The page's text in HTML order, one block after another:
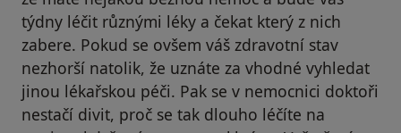
týdny léčit různými léky a čekat který z nich
zabere. Pokud se ovšem váš zdravotní stav
nezhorší natolik, že uznáte za vhodné vyhledat
jinou lékařskou péči. Pak se v nemocnici doktoři
nestačí divit, proč se tak dlouho léčíte na